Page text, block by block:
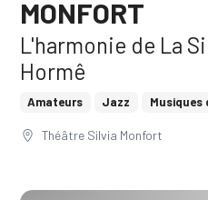
MONFORT
L'harmonie de La
Hormê
Amateurs Jazz Musiques
Théâtre Silvia Monfort